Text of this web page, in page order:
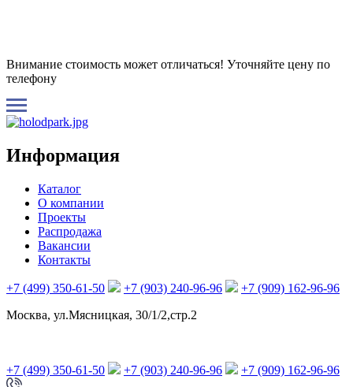
Внимание стоимость может отличаться! Уточняйте цену по
телефону
Информация
Каталог
О компании
Проекты
Распродажа
Вакансии
Контакты
+7 (499) 350-61-50 +7 (903) 240-96-96
+7 (909) 162-96-96
Москва, ул.Мясницкая, 30/1/2,стр.2
+7 (499) 350-61-50 +7 (903) 240-96-96 +7 (909) 162-96-96